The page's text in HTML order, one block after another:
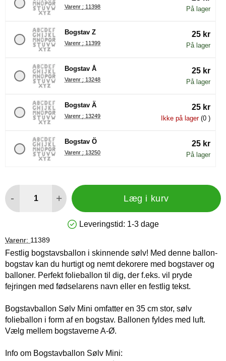
Varenr : 11398 På lager
Bogstav Z
Varenr : 11399
25 kr
På lager
Bogstav Å
Varenr : 13248
25 kr
På lager
Bogstav Ä
Varenr : 13249
25 kr
Ikke på lager(0 )
Bogstav Ö
Varenr : 13250
25 kr
På lager
- + Læg i kurv
Produkttilgængelighed: På lager
Leveringstid: 1-3 dage
Varenr: 11389
Festlig bogstavsballon i skinnende sølv! Med denne ballon-
bogstav kan du hurtigt og nemt dekorere med bogstaver og
balloner. Perfekt folieballon til dig, der f.eks. vil pryde
fejringen med fødselarens navn eller en festlig tekst.
Bogstavballon Sølv Mini omfatter en 35 cm stor, sølv
folieballon i form af en bogstav. Ballonen fyldes med luft.
Vælg mellem bogstaverne A-Ø.
Info om Bogstavballon Sølv Mini: